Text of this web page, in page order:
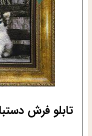
تابلو فرش